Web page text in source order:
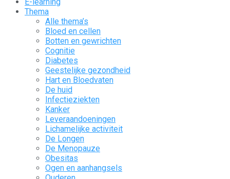
Thema
Alle thema’s
Bloed en cellen
Botten en gewrichten
Cognitie
Diabetes
Geestelijke gezondheid
Hart en Bloedvaten
De huid
Infectieziekten
Kanker
Leveraandoeningen
Lichamelijke activiteit
De Longen
De Menopauze
Obesitas
Ogen en aanhangsels